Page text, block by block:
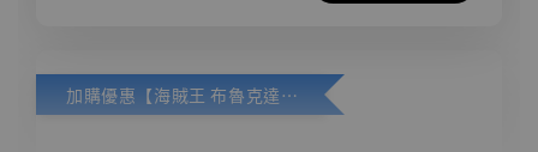
加購優惠【海賊王 布魯克達摩 [7STARS Studio]】